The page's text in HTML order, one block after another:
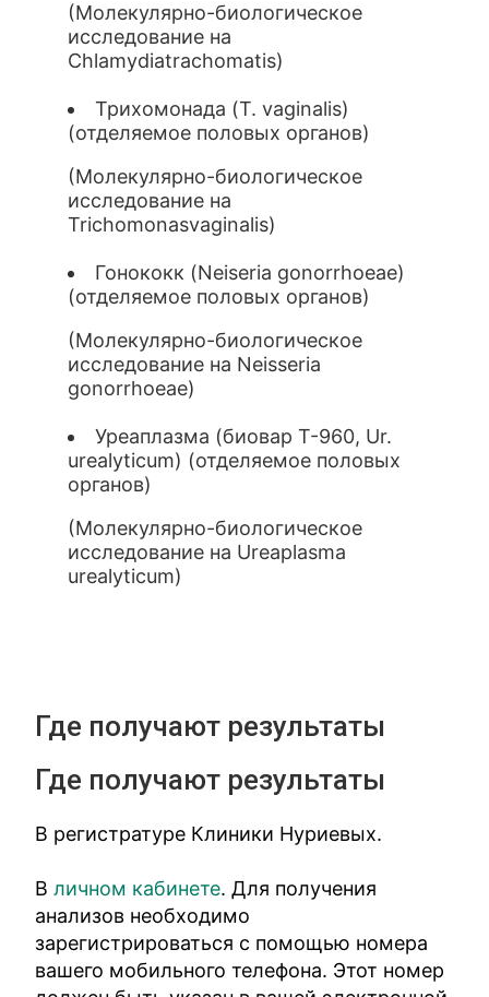
(Молекулярно-биологическое
исследование на
Chlamydiatrachomatis)
Трихомонада (T. vaginalis)
(отделяемое половых органов)
(Молекулярно-биологическое
исследование на
Trichomonasvaginalis)
Гонококк (Neiseria gonorrhoeae)
(отделяемое половых органов)
(Молекулярно-биологическое
исследование на Neisseria
gonorrhoeae)
Уреаплазма (биовар Т-960, Ur.
urealyticum) (отделяемое половых
органов)
(Молекулярно-биологическое
исследование на Ureaplasma
urealyticum)
Где получают результаты
Где получают результаты
В регистратуре Клиники Нуриевых.
Вличном кабинете. Для получения
анализов необходимо
зарегистрироваться с помощью номера
вашего мобильного телефона. Этот номер